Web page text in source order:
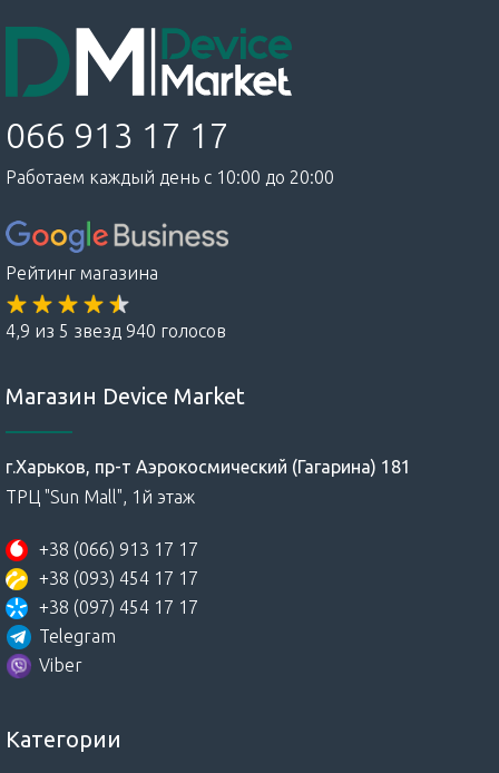
066 913 17 17
Работаем каждый день с 10:00 до 20:00
Рейтинг магазина
4,9 из 5 звезд 940 голосов
Магазин Device Market
г.Харьков, пр-т Аэрокосмический (Гагарина) 181
ТРЦ "Sun Mall", 1й этаж
+38 (066) 913 17 17
+38 (093) 454 17 17
+38 (097) 454 17 17
Telegram
Viber
Категории